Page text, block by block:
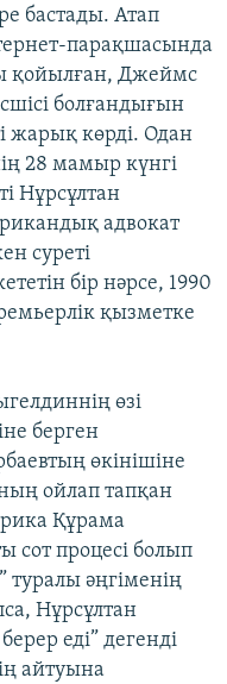
бастады. Атап
парақшасында
қойылған, Джеймс
болғандығын
жарық көрді. Одан
28 мамыр күнгі
Нұрсұлтан
адвокат
суреті
бір нәрсе, 1990
қызметке
өзі
берген
өкінішіне
ойлап тапқан
Құрама
сот процесі болып
туралы әңгіменің
Нұрсұлтан
еді” дегенді
айтуына